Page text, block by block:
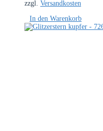
zzgl. Versandkosten
In den Warenkorb